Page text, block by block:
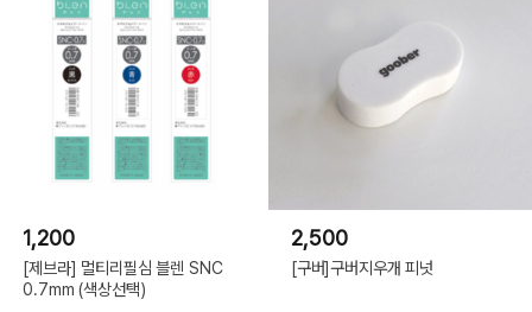
1,200
[제브라] 멀티리필심 블렌 SNC
0.7mm (색상선택)
2,500
[구버]구버지우개 피넛